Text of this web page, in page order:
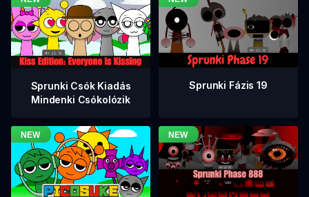
Sprunki Csók Kiadás
Mindenki Csókolózik
Sprunki Fázis 19